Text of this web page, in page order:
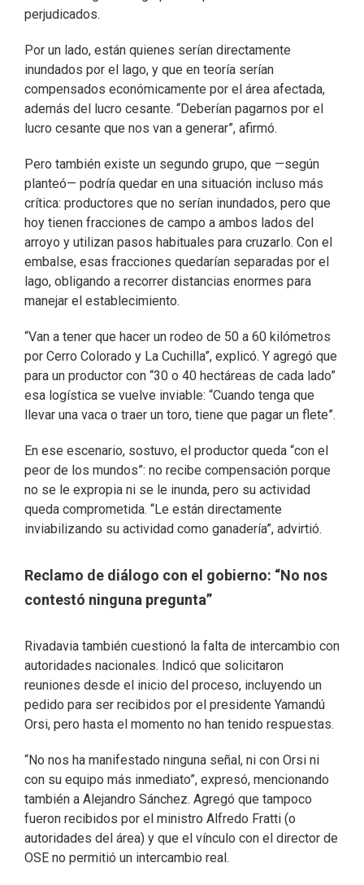
perjudicados.
Por un lado, están quienes serían directamente
inundados por el lago, y que en teoría serían
compensados económicamente por el área afectada,
además del lucro cesante. “Deberían pagarnos por el
lucro cesante que nos van a generar”, afirmó.
Pero también existe un segundo grupo, que —según
planteó— podría quedar en una situación incluso más
crítica: productores que no serían inundados, pero que
hoy tienen fracciones de campo a ambos lados del
arroyo y utilizan pasos habituales para cruzarlo. Con el
embalse, esas fracciones quedarían separadas por el
lago, obligando a recorrer distancias enormes para
manejar el establecimiento.
“Van a tener que hacer un rodeo de 50 a 60 kilómetros
por Cerro Colorado y La Cuchilla”, explicó. Y agregó que
para un productor con “30 o 40 hectáreas de cada lado”
esa logística se vuelve inviable: “Cuando tenga que
llevar una vaca o traer un toro, tiene que pagar un flete”.
En ese escenario, sostuvo, el productor queda “con el
peor de los mundos”: no recibe compensación porque
no se le expropia ni se le inunda, pero su actividad
queda comprometida. “Le están directamente
inviabilizando su actividad como ganadería”, advirtió.
Reclamo de diálogo con el gobierno: “No nos
contestó ninguna pregunta”
Rivadavia también cuestionó la falta de intercambio con
autoridades nacionales. Indicó que solicitaron
reuniones desde el inicio del proceso, incluyendo un
pedido para ser recibidos por el presidente Yamandú
Orsi, pero hasta el momento no han tenido respuestas.
“No nos ha manifestado ninguna señal, ni con Orsi ni
con su equipo más inmediato”, expresó, mencionando
también a Alejandro Sánchez. Agregó que tampoco
fueron recibidos por el ministro Alfredo Fratti (o
autoridades del área) y que el vínculo con el director de
OSE no permitió un intercambio real.